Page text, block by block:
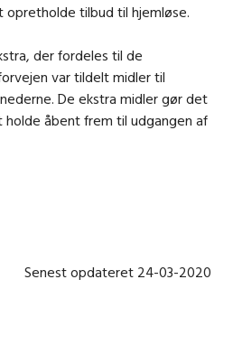
opretholde tilbud til hjemløse.
der fordeles til de
var tildelt midler til
De ekstra midler gør det
åbent frem til udgangen af
Senest opdateret 24-03-2020